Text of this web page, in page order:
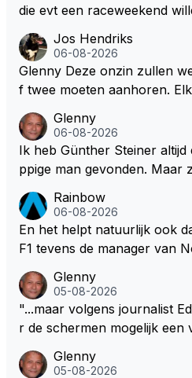
die evt een raceweekend
het opknappen van circuits
m maar die F1 licentie
e Afrikaanse landen allemaal nog steeds flink wat
Jos Hendriks
06-08-2026
Glenny Deze onzin zullen we zeker nog een week o
f twee moeten aanhoren.
aan het einde van het liedje
st Dus glenny sterkte met
Glenny
06-08-2026
Ik heb Günther Steiner
ppige man gevonden. Maar zijn werk als teammanag
oit veel indruk gemaakt.
ezelfde weg te bewandelen
vanwege zijn persoonlijke Top-3. Hij blijft
presentator bij RTL
e de Formule 1 uitzendt in
Rainbow
06-08-2026
En het helpt natuurlijk ook
F1 tevens de manager van
Glenny
05-08-2026
"...maar volgens journalist
r de schermen mogelijk een
Glenny
05-08-2026